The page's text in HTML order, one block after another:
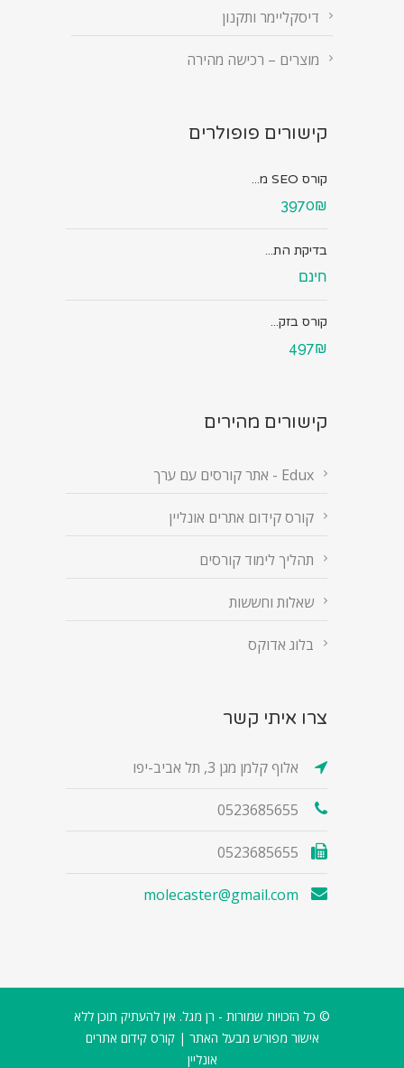
דיסקליימר ותקנון
מוצרים – רכישה מהירה
קישורים פופולרים
קורס SEO מ...
3970₪
בדיקת הת...
חינם
קורס בזק...
497₪
קישורים מהירים
Edux - אתר קורסים עם ערך
קורס קידום אתרים אונליין
תהליך לימוד קורסים
שאלות וחששות
בלוג אדוקס
צרו איתי קשר
אלוף קלמן מגן 3, תל אביב-יפו
0523685655
0523685655
molecaster@gmail.com
© כל הזכויות שמורות - רן מגל. אין להעתיק תוכן ללא
אישור מפורש מבעל האתר |קורס קידום אתרים
אונליין